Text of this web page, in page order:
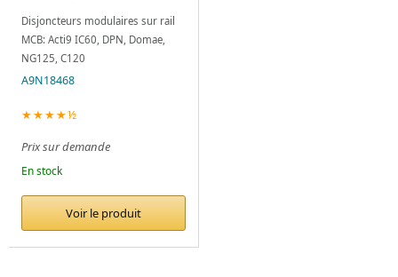
Disjoncteurs modulaires sur rail
MCB: Acti9 IC60, DPN, Domae,
NG125, C120
A9N18468
★★★★½
Prix sur demande
En stock
Voir le produit